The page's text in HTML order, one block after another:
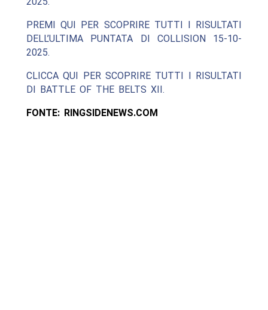
PREMI QUI PER SCOPRIRE TUTTI I RISULTATI
DELL’ULTIMA PUNTATA DI COLLISION 15-10-
2025.
CLICCA QUI PER SCOPRIRE TUTTI I RISULTATI
DI BATTLE OF THE BELTS XII.
FONTE: RINGSIDENEWS.COM